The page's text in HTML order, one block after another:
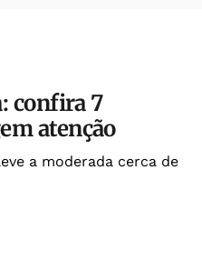
confira 7
atenção
a moderada cerca de